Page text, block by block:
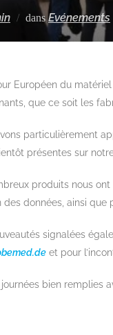
dans Evénements
Européen du
que ce soit les
particulièrement
présentes sur
produits nous
des données, ainsi que
signalées
et pour
bien remplies